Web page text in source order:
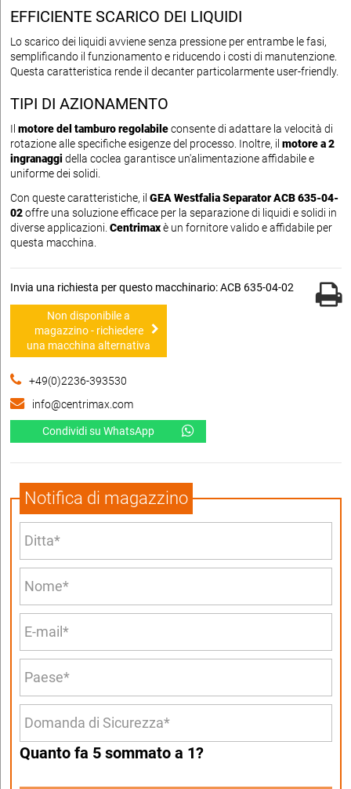
EFFICIENTE SCARICO DEI LIQUIDI
Lo scarico dei liquidi avviene senza pressione per entrambe le fasi,
semplificando il funzionamento e riducendo i costi di manutenzione.
Questa caratteristica rende il decanter particolarmente user-friendly.
TIPI DI AZIONAMENTO
Il motore del tamburo regolabileconsente di adattare la velocità di
rotazione alle specifiche esigenze del processo. Inoltre, il motore a 2
ingranaggi della coclea garantisce un'alimentazione affidabile e
uniforme dei solidi.
Con queste caratteristiche, il GEA Westfalia Separator ACB 635-04-
02offre una soluzione efficace per la separazione di liquidi e solidi in
diverse applicazioni. Centrimaxè un fornitore valido e affidabile per
questa macchina.
Invia una richiesta per questo macchinario: ACB 635-04-02
Non disponibile a
magazzino - richiedere
una macchina alternativa
+49(0)2236-393530
info@centrimax.com
Condividi su WhatsApp
Notifica di magazzino
Quanto fa 5 sommato a 1?